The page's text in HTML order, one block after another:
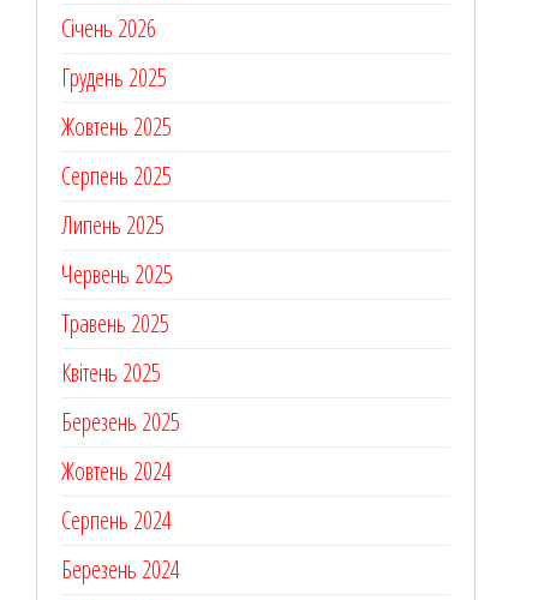
Січень 2026
Грудень 2025
Жовтень 2025
Серпень 2025
Липень 2025
Червень 2025
Травень 2025
Квітень 2025
Березень 2025
Жовтень 2024
Серпень 2024
Березень 2024